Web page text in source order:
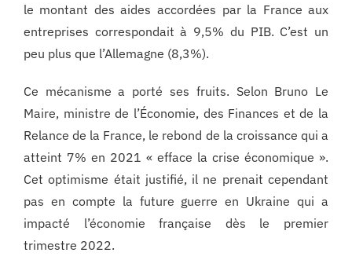
le montant des aides accordées par la France aux
entreprises correspondait à 9,5% du PIB. C’est un
peu plus que l’Allemagne (8,3%).
Ce mécanisme a porté ses fruits. Selon Bruno Le
Maire, ministre de l’Économie, des Finances et de la
Relance de la France, le rebond de la croissance qui a
atteint 7% en 2021 « efface la crise économique ».
Cet optimisme était justifié, il ne prenait cependant
pas en compte la future guerre en Ukraine qui a
impacté l’économie française dès le premier
trimestre 2022.